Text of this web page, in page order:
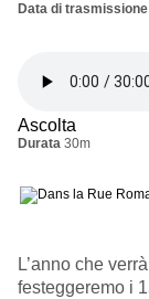
Data di trasmissione
Ascolta
Durata 30m
L’anno che
festeggeremo i